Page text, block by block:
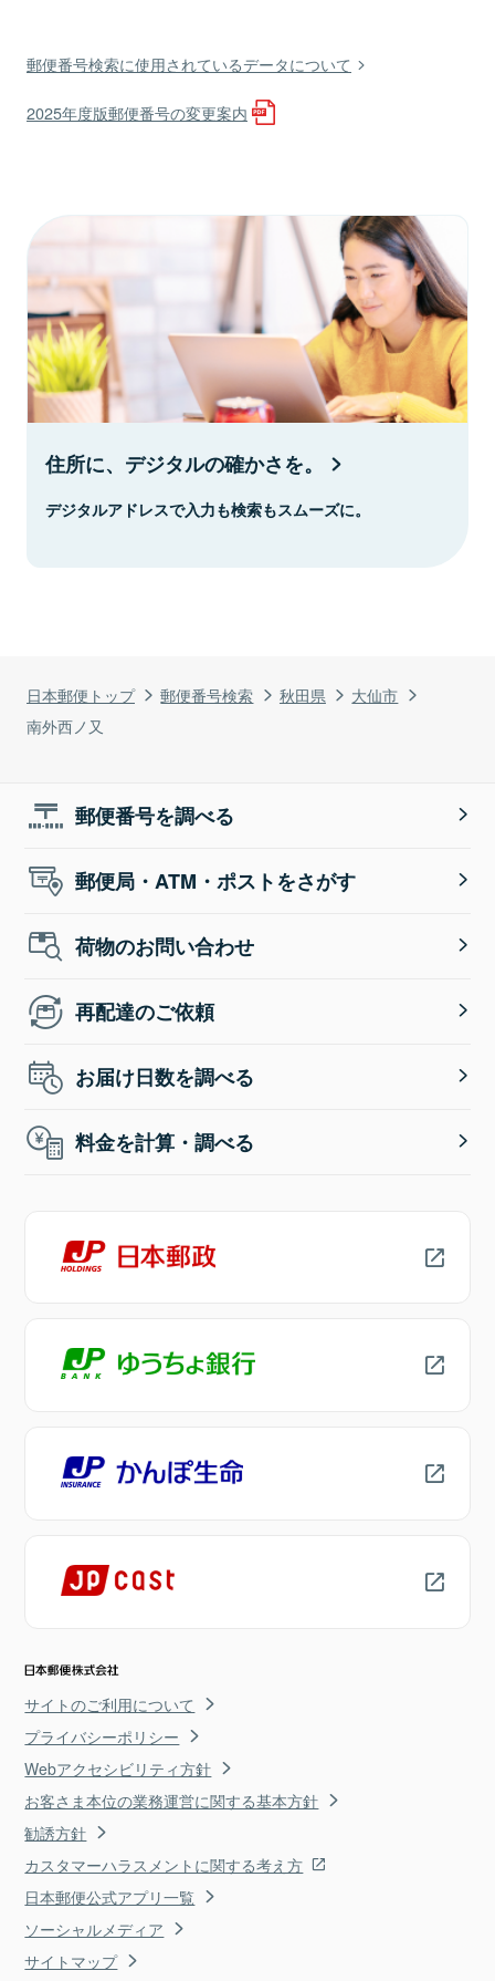
日本郵便トップ 郵便番号検索 秋田県
大仙市
南外西ノ又
郵便番号検索に使用されているデータについて
2025年度版郵便番号の変更案内
住所に、デジタルの確かさを。
デジタルアドレスで入力も検索もスムーズに。
郵便番号を調べる
郵便局・ATM・ポストをさがす
荷物のお問い合わせ
再配達のご依頼
お届け日数を調べる
料金を計算・調べる
サイトのご利用について
プライバシーポリシー
Webアクセシビリティ方針
お客さま本位の業務運営に関する基本方針
勧誘方針
カスタマーハラスメントに関する考え方
日本郵便公式アプリ一覧
ソーシャルメディア
サイトマップ